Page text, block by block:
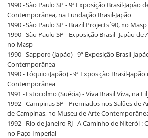
1990 - São Paulo SP - 9ª Exposição Brasil-Japão
Contemporânea, na Fundação Brasil-Japão
1990 - São Paulo SP - Brazil Projects´90, no Masp
1990 - São Paulo SP - Exposição Brasil -Japão
no Masp
1990 - Sapporo (Japão) - 9ª Exposição Brasil-
Contemporânea
1990 - Tóquio (Japão) - 9ª Exposição Brasil-Japão
Contemporânea
1991 - Estocolmo (Suécia) - Viva Brasil Viva, na
1992 - Campinas SP - Premiados nos Salões de
de Campinas, no Museu de Arte
1992 - Rio de Janeiro RJ - A Caminho de Niterói :
no Paço Imperial